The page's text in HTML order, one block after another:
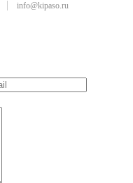
info@kipaso.ru